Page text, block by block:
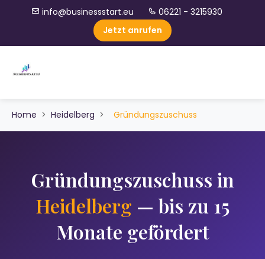
info@businessstart.eu
06221 - 3215930
Jetzt anrufen
Home > Heidelberg > Gründungszuschuss
Gründungszuschuss in
Heidelberg — bis zu 15
Monate gefördert